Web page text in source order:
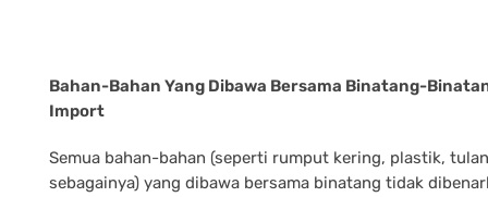
Bahan-Bahan Yang Dibawa Bersama Binatang-
Import
Semua bahan-bahan (seperti rumput kering, plastik,
sebagainya) yang dibawa bersama binatang tidak